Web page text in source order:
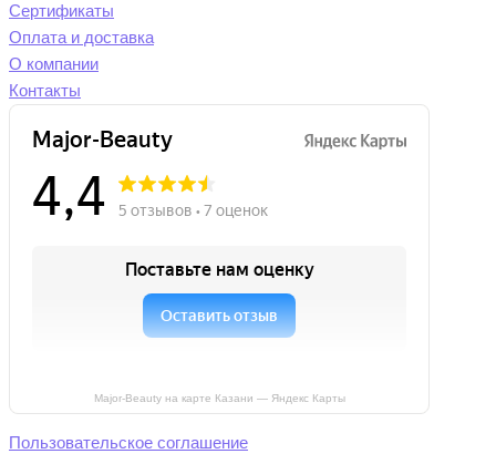
Сертификаты
Оплата и доставка
О компании
Контакты
Major-Beauty на карте Казани — Яндекс Карты
Пользовательское соглашение